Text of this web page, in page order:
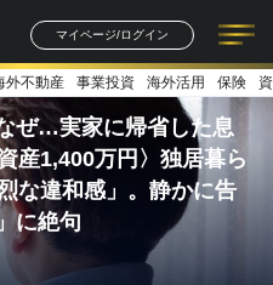
マイページ/ログイン
記事一覧 連載一覧
著者一覧 書籍一覧
外不動産 事業投資 海外活用 保険
ぜ…実家に帰省した息
産1,400万円〉独居暮ら
な違和感」。静かに告
に絶句